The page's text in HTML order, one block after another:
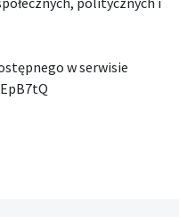
w serwisie